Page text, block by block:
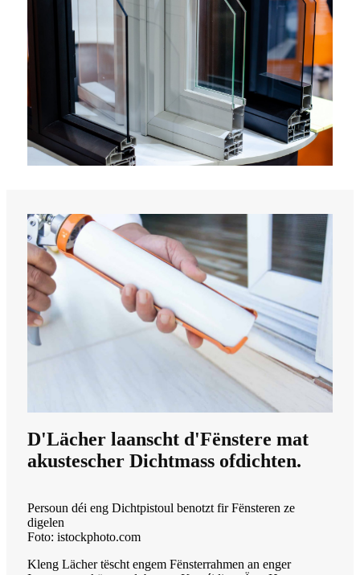
D'Lächer laanscht d'Fënstere mat
akustescher Dichtmass ofdichten.
Persoun déi eng Dichtpistoul benotzt fir Fënsteren ze
digelen
Foto: istockphoto.com
Kleng Lächer tëscht engem Fënsterrahmen an enger